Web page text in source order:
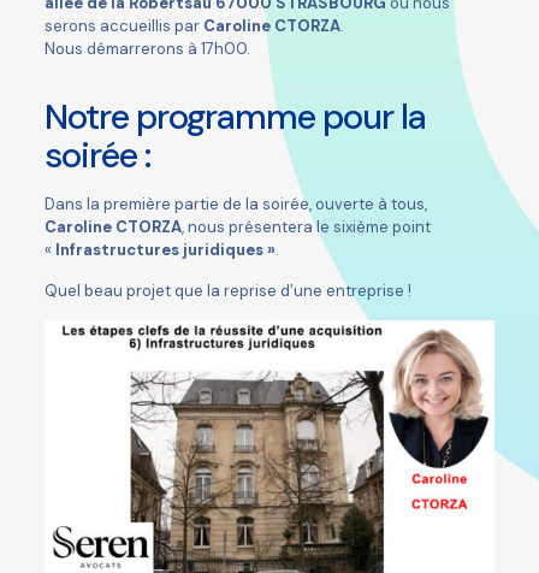
serons accueillis par Caroline CTORZA.
Nous démarrerons à 17h00.
Notre programme pour la
soirée :
Dans la première partie de la soirée, ouverte à tous,
Caroline CTORZA, nous présentera le sixième point
« Infrastructures juridiques ».
Quel beau projet que la reprise d’une entreprise !